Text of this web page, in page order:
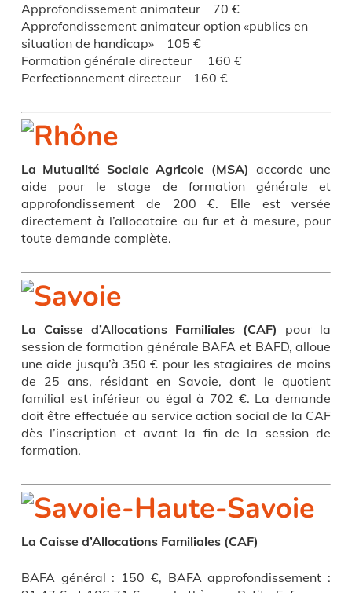
Approfondissement animateur 70 €
Approfondissement animateur option «publics en
situation de handicap» 105 €
Formation générale directeur 160 €
Perfectionnement directeur 160 €
La Mutualité Sociale Agricole (MSA) accorde une
aide pour le stage de formation générale et
approfondissement de 200 €. Elle est versée
directement à l’allocataire au fur et à mesure, pour
toute demande complète.
La Caisse d’Allocations Familiales (CAF)
pour la
session de formation générale BAFA et BAFD, alloue
une aide jusqu’à 350 € pour les stagiaires de moins
de 25 ans, résidant en Savoie, dont le quotient
familial est inférieur ou égal à 702 €. La demande
doit être effectuée au service action social de la CAF
dès l’inscription et avant la fin de la session de
formation.
La Caisse d’Allocations Familiales (CAF)
BAFA général : 150 €, BAFA approfondissement :